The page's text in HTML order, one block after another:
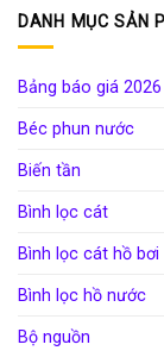
DANH MỤC SẢN
Bảng báo giá 2026
Béc phun nước
Biến tần
Bình lọc cát
Bình lọc cát hồ bơi
Bình lọc hồ nước
Bộ nguồn